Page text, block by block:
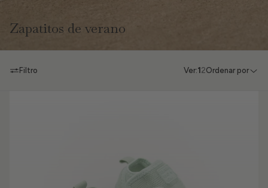
Zapatitos de verano
Filtro Ver:1 2Ordenar por